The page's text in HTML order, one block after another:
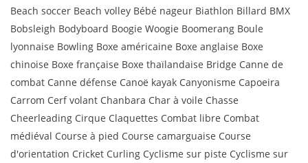
Beach soccer Beach volley Bébé nageur Biathlon Billard BMX
Bobsleigh Bodyboard Boogie Woogie Boomerang Boule
lyonnaise Bowling Boxe américaine Boxe anglaise Boxe
chinoise Boxe française Boxe thaïlandaise Bridge Canne de
combat Canne défense Canoë kayak Canyonisme Capoeira
Carrom Cerf volant Chanbara Char à voile Chasse
Cheerleading Cirque Claquettes Combat libre Combat
médiéval Course à pied Course camarguaise Course
d'orientation Cricket Curling Cyclisme sur piste Cyclisme sur